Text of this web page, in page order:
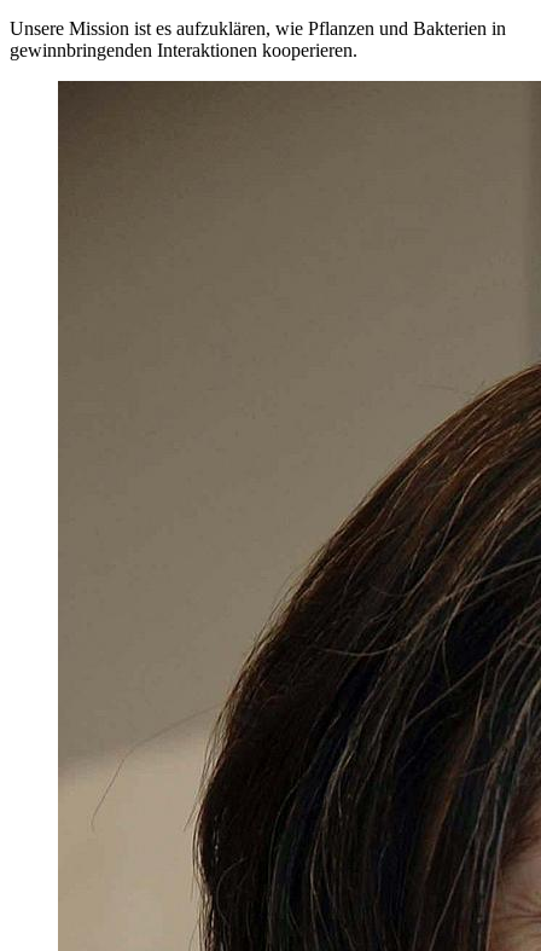
Unsere Mission ist es aufzuklären, wie Pflanzen und Bakterien in
gewinnbringenden Interaktionen kooperieren.